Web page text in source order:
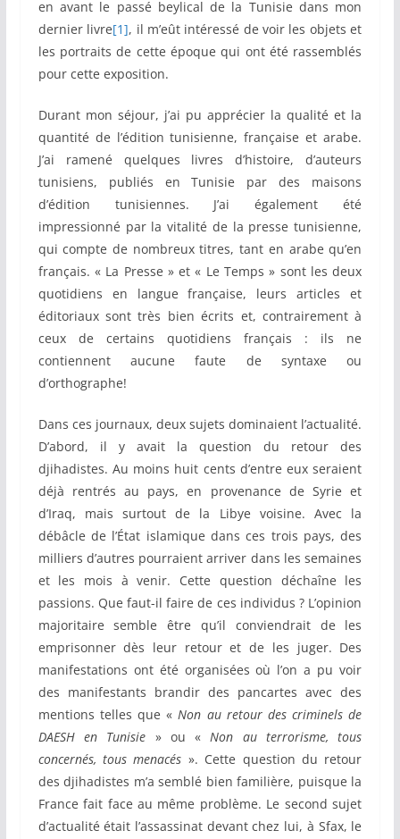
en avant le passé beylical de la Tunisie dans mon
dernier livre[1], il m’eût intéressé de voir les objets et
les portraits de cette époque qui ont été rassemblés
pour cette exposition.
Durant mon séjour, j’ai pu apprécier la qualité et la
quantité de l’édition tunisienne, française et arabe.
J’ai ramené quelques livres d’histoire, d’auteurs
tunisiens, publiés en Tunisie par des maisons
d’édition tunisiennes. J’ai également été
impressionné par la vitalité de la presse tunisienne,
qui compte de nombreux titres, tant en arabe qu’en
français. « La Presse » et « Le Temps » sont les deux
quotidiens en langue française, leurs articles et
éditoriaux sont très bien écrits et, contrairement à
ceux de certains quotidiens français : ils ne
contiennent aucune faute de syntaxe ou
d’orthographe!
Dans ces journaux, deux sujets dominaient l’actualité.
D’abord, il y avait la question du retour des
djihadistes. Au moins huit cents d’entre eux seraient
déjà rentrés au pays, en provenance de Syrie et
d’Iraq, mais surtout de la Libye voisine. Avec la
débâcle de l’État islamique dans ces trois pays, des
milliers d’autres pourraient arriver dans les semaines
et les mois à venir. Cette question déchaîne les
passions. Que faut-il faire de ces individus ? L’opinion
majoritaire semble être qu’il conviendrait de les
emprisonner dès leur retour et de les juger. Des
manifestations ont été organisées où l’on a pu voir
des manifestants brandir des pancartes avec des
mentions telles que «Non au retour des criminels de
DAESH en Tunisie » ou «Non au terrorisme, tous
concernés, tous menacés ». Cette question du retour
des djihadistes m’a semblé bien familière, puisque la
France fait face au même problème. Le second sujet
d’actualité était l’assassinat devant chez lui, à Sfax, le